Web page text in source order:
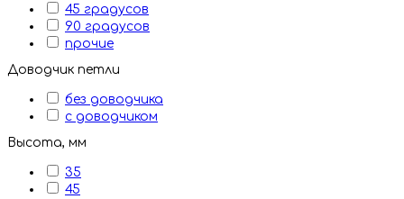
45 градусов
90 градусов
прочие
Доводчик петли
без доводчика
с доводчиком
Высота, мм
35
45